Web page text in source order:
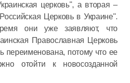
церковь", а вторая –
Церковь в Украине".
они уже заявляют, что
Православная Церковь
переименована, потому что ее
отойти к новосозданной